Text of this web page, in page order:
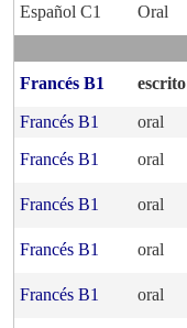
Español C1
Oral
Francés B1 escrito
Francés B1 oral
Francés B1 oral
Francés B1 oral
Francés B1 oral
Francés B1 oral